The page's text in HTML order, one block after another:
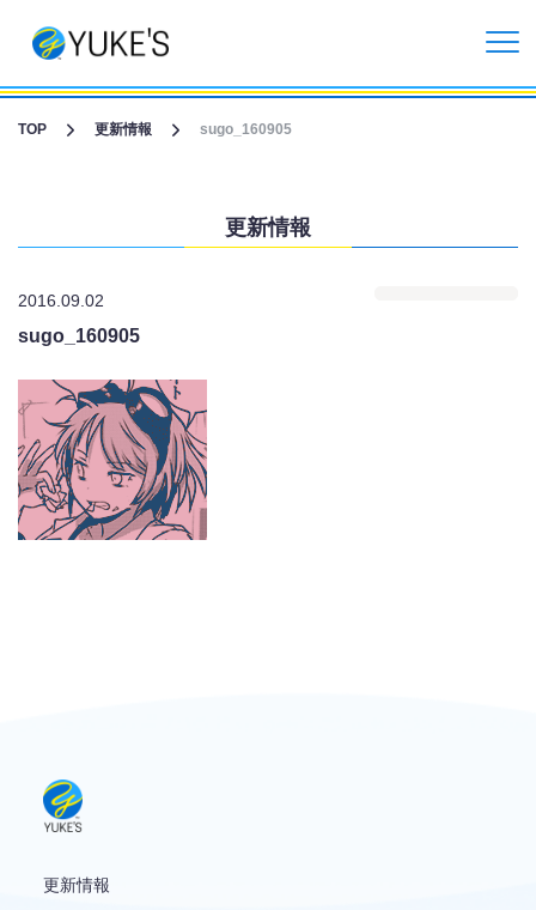
更新情報
CGライブ・XRメタバース制作
受託開発事業
リクルート情報
TOP 更新情報 sugo_160905
更新情報
2016.09.02
sugo_160905
更新情報